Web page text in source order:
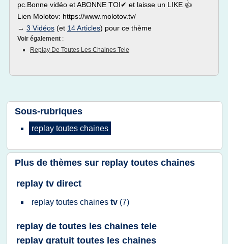
pc.Bonne vidéo et ABONNE TOI✔ et laisse un LIKE 👍
Lien Molotov: https://www.molotov.tv/
→ 3 Vidéos (et 14 Articles) pour ce thème
Voir également :
Replay De Toutes Les Chaines Tele
Sous-rubriques
replay toutes chaines
Plus de thèmes sur replay toutes chaines
replay tv direct
replay toutes chaines tv (7)
replay de toutes les chaines tele
replay gratuit toutes les chaines